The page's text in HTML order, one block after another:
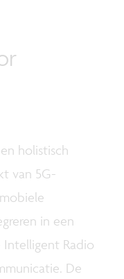
holistisch
van 5G-
in een
Radio
De